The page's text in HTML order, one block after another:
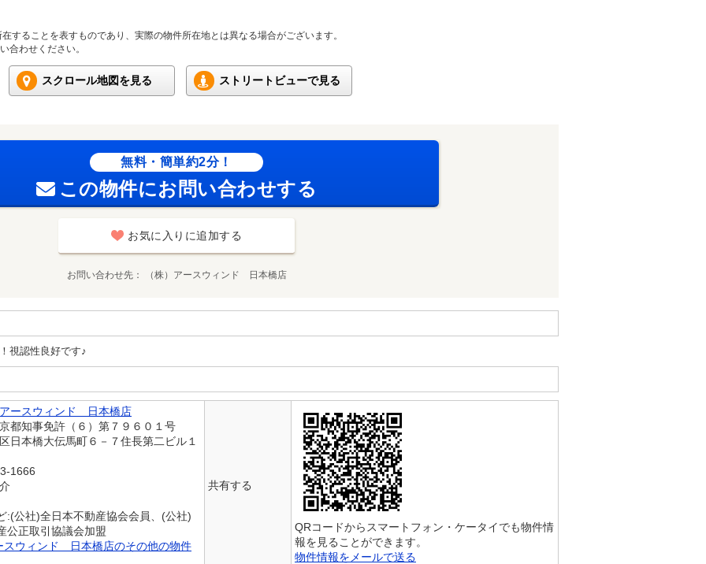
することを表すものであり、実際の物件所在地とは異なる場合がございます。
合わせください。
スクロール地図を見る ストリートビューで見る
無料・簡単約2分！
この物件にお問い合わせする
お気に入りに追加する
お問い合わせ先 （株）アースウィンド 日本橋店
視認性良好です♪
ースウィンド 日本橋店
都知事免許（６）第７９６０１号
日本橋大伝馬町６－７住長第二ビル１
1666
:(公社)全日本不動産協会会員、(公社)
公正取引協議会加盟
スウィンド 日本橋店のその他の物件
共有する
QRコードからスマートフォン・ケータイでも物件情
報を見ることができます。
物件情報をメールで送る